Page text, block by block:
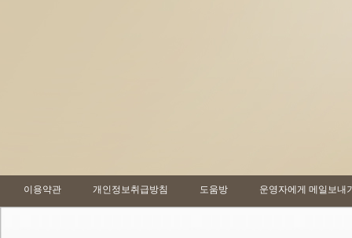
이용약관 개인정보취급방침 도움방 운영자에게 메일보내